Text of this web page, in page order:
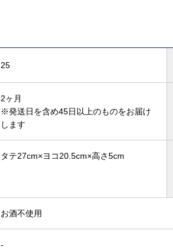
25
2ヶ月
※発送日を含め45日以上のものをお届け
します
タテ27cm×ヨコ20.5cm×高さ5cm
お酒不使用
-